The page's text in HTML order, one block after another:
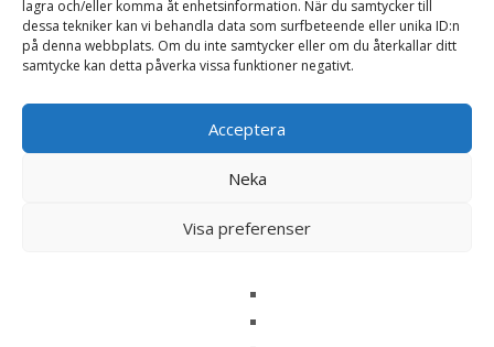
lagra och/eller komma åt enhetsinformation. När du samtycker till
dessa tekniker kan vi behandla data som surfbeteende eller unika ID:n
på denna webbplats. Om du inte samtycker eller om du återkallar ditt
samtycke kan detta påverka vissa funktioner negativt.
Acceptera
Neka
Visa preferenser
LÄS MERA & KÖP
Kategorier:Hundmat